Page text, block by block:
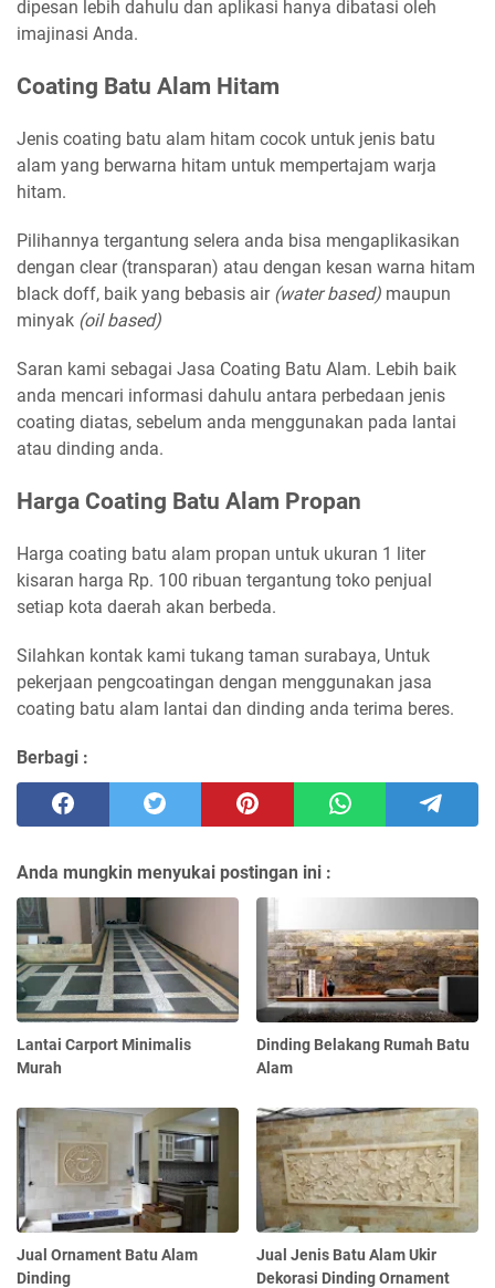
dipesan lebih dahulu dan aplikasi hanya dibatasi oleh
imajinasi Anda.
Coating Batu Alam Hitam
Jenis coating batu alam hitam cocok untuk jenis batu
alam yang berwarna hitam untuk mempertajam warja
hitam.
Pilihannya tergantung selera anda bisa mengaplikasikan
dengan clear (transparan) atau dengan kesan warna hitam
black doff, baik yang bebasis air (water based) maupun
minyak (oil based)
Saran kami sebagai Jasa Coating Batu Alam. Lebih baik
anda mencari informasi dahulu antara perbedaan jenis
coating diatas, sebelum anda menggunakan pada lantai
atau dinding anda.
Harga Coating Batu Alam Propan
Harga coating batu alam propan untuk ukuran 1 liter
kisaran harga Rp. 100 ribuan tergantung toko penjual
setiap kota daerah akan berbeda.
Silahkan kontak kami tukang taman surabaya, Untuk
pekerjaan pengcoatingan dengan menggunakan jasa
coating batu alam lantai dan dinding anda terima beres.
Berbagi :
Anda mungkin menyukai postingan ini :
Lantai Carport Minimalis
Murah
Dinding Belakang Rumah Batu
Alam
Jual Ornament Batu Alam
Dinding
Jual Jenis Batu Alam Ukir
Dekorasi Dinding Ornament